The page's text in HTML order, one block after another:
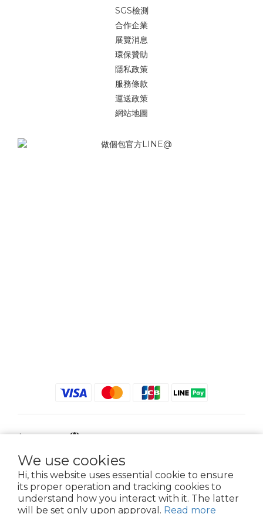
We use cookies
Hi, this website uses essential cookie to ensure
its proper operation and tracking cookies to
understand how you interact with it. The latter
will be set only upon approval. Read more
SGS檢測
合作企業
展覽消息
環保贊助
隱私政策
服務條款
運送政策
網站地圖
$ TWD English
2021 © iGreenbag | DoaBag | Working Hrs 8:30 - 18:00｜新北市新莊區中正路
659-5號3樓 | 02-2903-8800 | 統編 : 28396448 (唯一統編無關係企業)